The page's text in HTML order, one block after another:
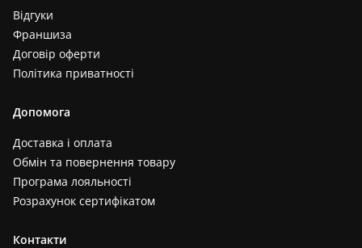
Відгуки
Франшиза
Договір оферти
Політика приватності
Допомога
Доставка і оплата
Обмін та повернення товару
Програма лояльності
Розрахунок сертифікатом
Контакти